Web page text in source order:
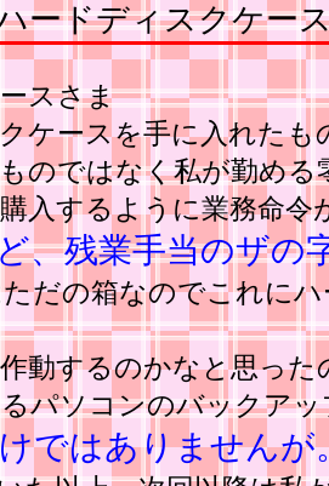
ードディスクケー
スさま
ケースを手に入れたも
のではなく私が勤め
入するように業務命令
、残業手当のザの
だの箱なのでこれに
動するのかなと思っ
パソコンのバックア
ではありませんが